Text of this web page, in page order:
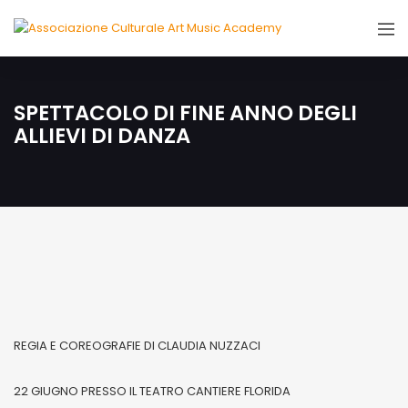
SPETTACOLO DI FINE ANNO DEGLI
ALLIEVI DI DANZA
REGIA E COREOGRAFIE DI CLAUDIA NUZZACI
22 GIUGNO PRESSO IL TEATRO CANTIERE FLORIDA